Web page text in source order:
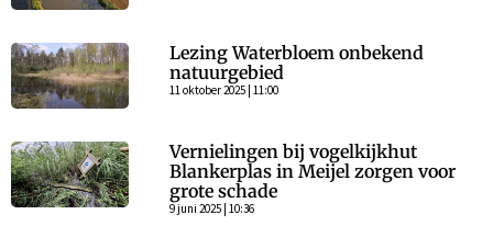
Lezing Waterbloem onbekend
natuurgebied
11 oktober 2025 | 11:00
Vernielingen bij vogelkijkhut
Blankerplas in Meijel zorgen voor
grote schade
9 juni 2025 | 10:36